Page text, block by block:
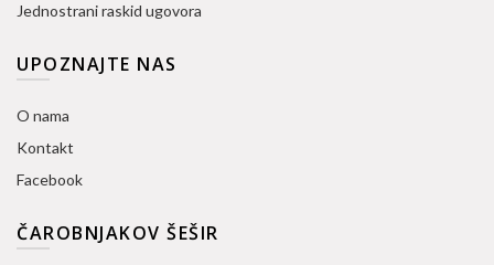
Jednostrani raskid ugovora
UPOZNAJTE NAS
O nama
Kontakt
Facebook
ČAROBNJAKOV ŠEŠIR